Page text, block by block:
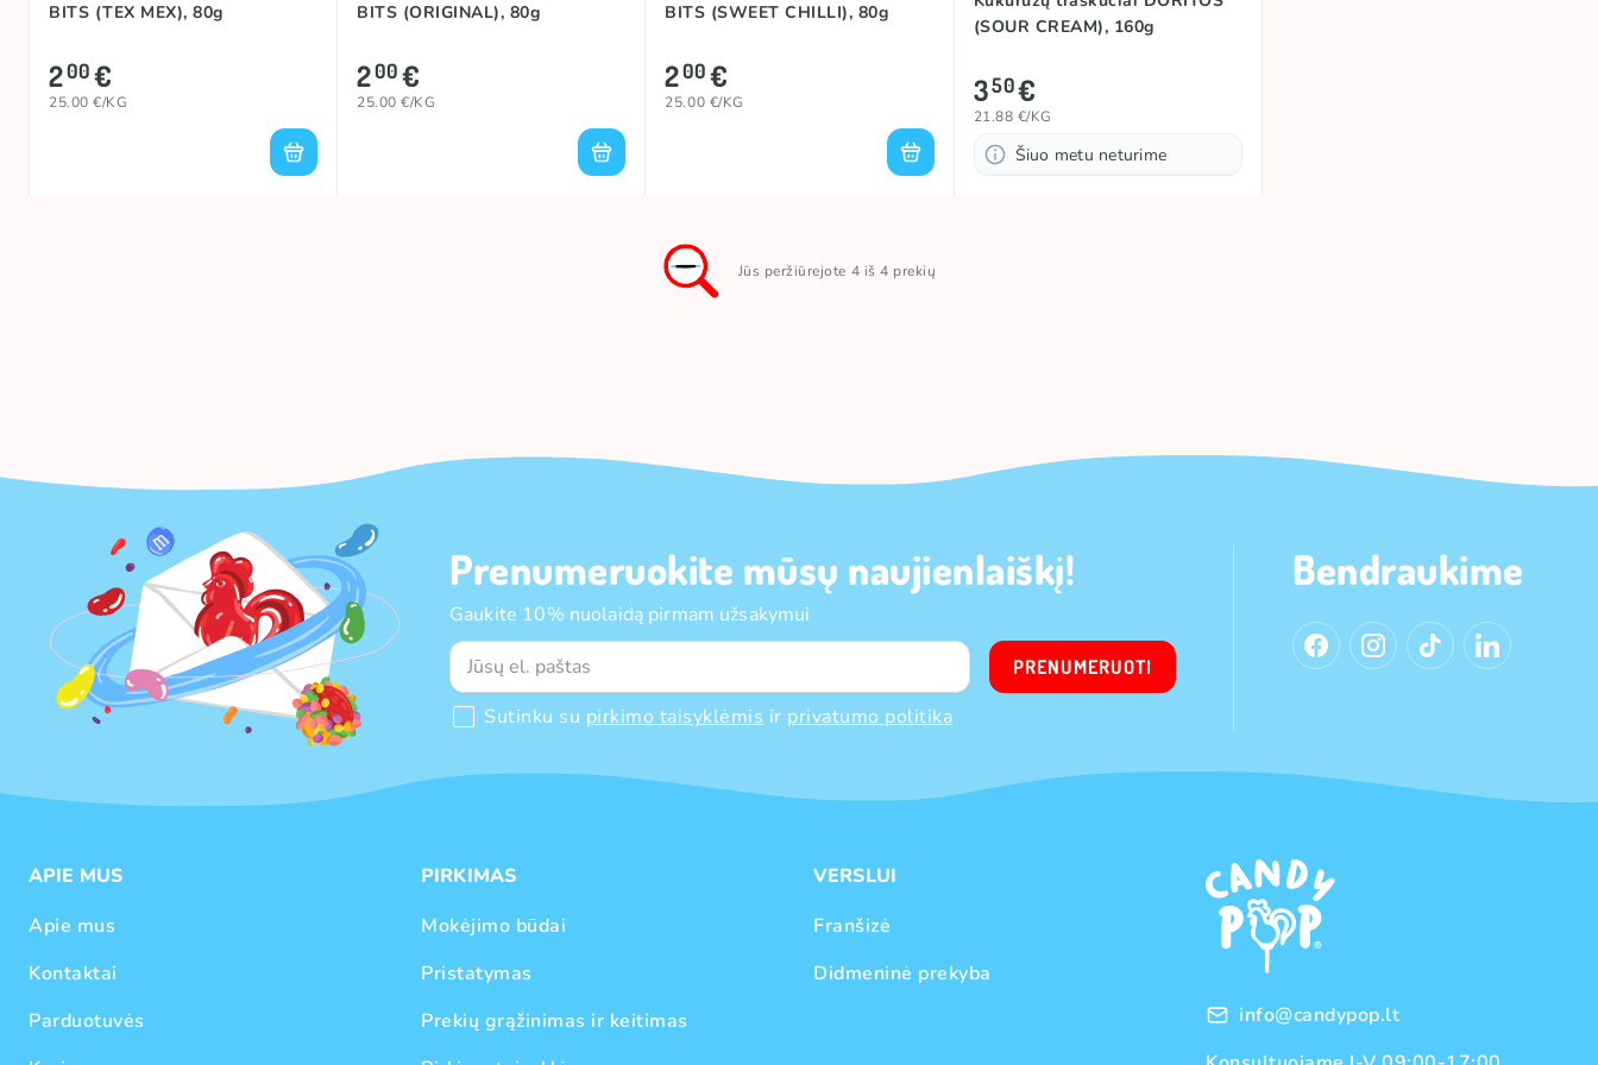
BITS (TEX MEX), 80g
200€
25.00 €/KG
BITS (ORIGINAL), 80g
200€
25.00 €/KG
BITS (SWEET CHILLI), 80g
200€
25.00 €/KG
(SOUR CREAM), 160g
350€
21.88 €/KG
Šiuo metu neturime
Jūs peržiūrejote 4 iš 4 prekių
Prenumeruokite mūsų naujienlaiškį!
Gaukite 10% nuolaidą pirmam užsakymui
Sutinku su pirkimo taisyklėmis ir privatumo politika
PRENUMERUOTI
Bendraukime
APIE MUS
Apie mus
Kontaktai
Parduotuvės
PIRKIMAS
Mokėjimo būdai
Pristatymas
Prekių grąžinimas ir keitimas
VERSLUI
Franšizė
Didmeninė prekyba
info@candypop.lt